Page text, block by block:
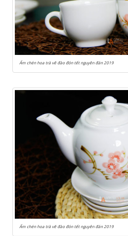
Ấm chén hoa trà vẽ đào đón tết nguyên đán 2019
Ấm chén hoa trà vẽ đào đón tết nguyên đán 2019